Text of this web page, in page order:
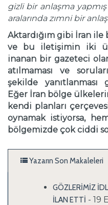
gizli bir anlaşma
aralarında zımni bir
Aktardığım gibi İran
ve bu iletişimin iki
inanan bir gazeteci
atılmaması ve
şekilde
Eğer İran bölge
kendi planları
oynamak istiyorsa,
bölgemizde çok ciddi
Yazarın Son Makaleleri
GÖZLERİMİZ
İLAN ETTİ - 19